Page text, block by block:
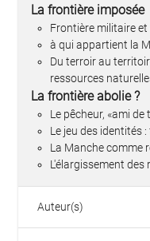
La frontière imposée
Frontière militaire et
à qui appartient la
Du terroir au
ressources
La frontière abolie ?
Le pêcheur, «ami
Le jeu des identités
La Manche comme
L'élargissement des
Auteur(s)